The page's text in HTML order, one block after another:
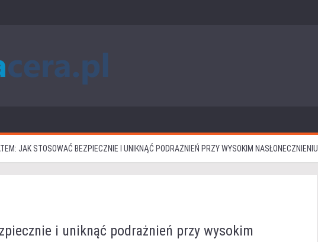
JAK STOSOWAĆ BEZPIECZNIE I UNIKNĄĆ PODRAŻNIEŃ PRZY WYSOKIM NASŁONECZNIENIU
i uniknąć podrażnień przy wysokim